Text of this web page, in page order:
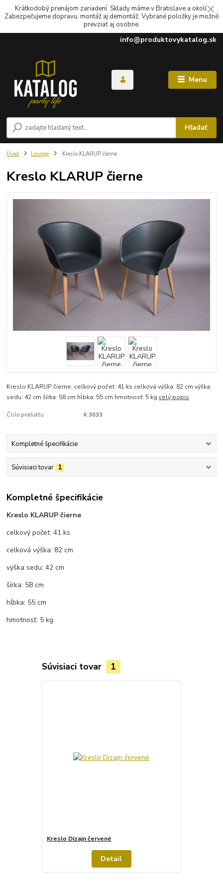
Krátkodobý prenájom zariadení. Sklady máme v Bratislave a okolí.
Zabezpečujeme dopravu, montáž aj demontáž. Vybrané položky je možné
prevziať aj osobne.
Menu
Hľadať
info@produktovykatalog.sk
Úvod Lounge Kreslo KLARUP čierne
Kreslo KLARUP čierne
Kreslo KLARUP čierne celkový počet: 41 ks celková výška: 82 cm výška
sedu: 42 cm šírka: 58 cm hĺbka: 55 cm hmotnosť: 5 kg celý popis
Číslo produktu: K 3033
Kompletné špecifikácie
Súvisiaci tovar 1
Kompletné špecifikácie
Kreslo KLARUP čierne
celkový počet: 41 ks
celková výška: 82 cm
výška sedu: 42 cm
šírka: 58 cm
hĺbka: 55 cm
hmotnosť: 5 kg
Súvisiaci tovar 1
Kreslo Dizajn červené
Detail